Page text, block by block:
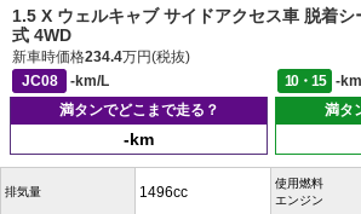
1.5 X ウェルキャブ サイドアクセス車 脱着
式 4WD
新車時価格234.4万円(税抜)
JC08
-km/L 10・15
-
満タンでどこまで走る？
-km
満タ
排気量 1496cc
使用燃料
エンジン